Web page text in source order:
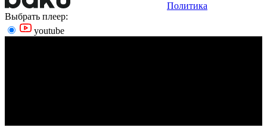
Политика
Выбрать плеер:
youtube